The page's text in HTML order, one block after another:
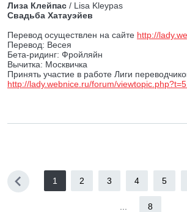
Лиза Клейпас / Lisa Kleypas
Свадьба Хатауэйев
Перевод осуществлен на сайте http://
Перевод: Весея
Бета-ридинг: Фройляйн
Вычитка: Москвичка
Принять участие в работе Лиги
http://lady.webnice.ru/forum/
1 2 3 4 5
8